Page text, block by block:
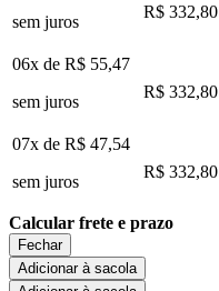
sem juros
R$ 332,80
06x de R$ 55,47
sem juros
R$ 332,80
07x de R$ 47,54
sem juros
R$ 332,80
Calcular frete e prazo
Fechar
Adicionar à sacola